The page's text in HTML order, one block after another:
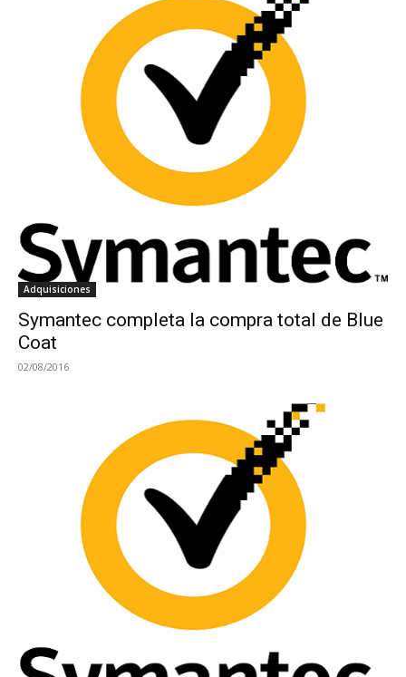
Adquisiciones
Symantec completa la compra total de Blue
Coat
02/08/2016